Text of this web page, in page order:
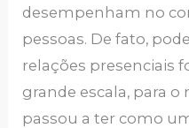
desempenham no
pessoas. De fato,
relações presenciais
grande escala, para
passou a ter como